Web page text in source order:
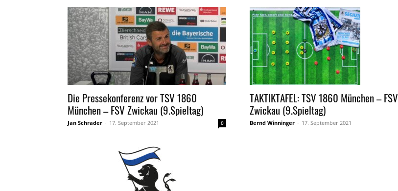
Die Pressekonferenz vor TSV 1860
München – FSV Zwickau (9.Spieltag)
Jan Schrader - 17. September 2021 0
TAKTIKTAFEL: TSV 1860 München – FSV
Zwickau (9.Spieltag)
Bernd Winninger - 17. September 2021